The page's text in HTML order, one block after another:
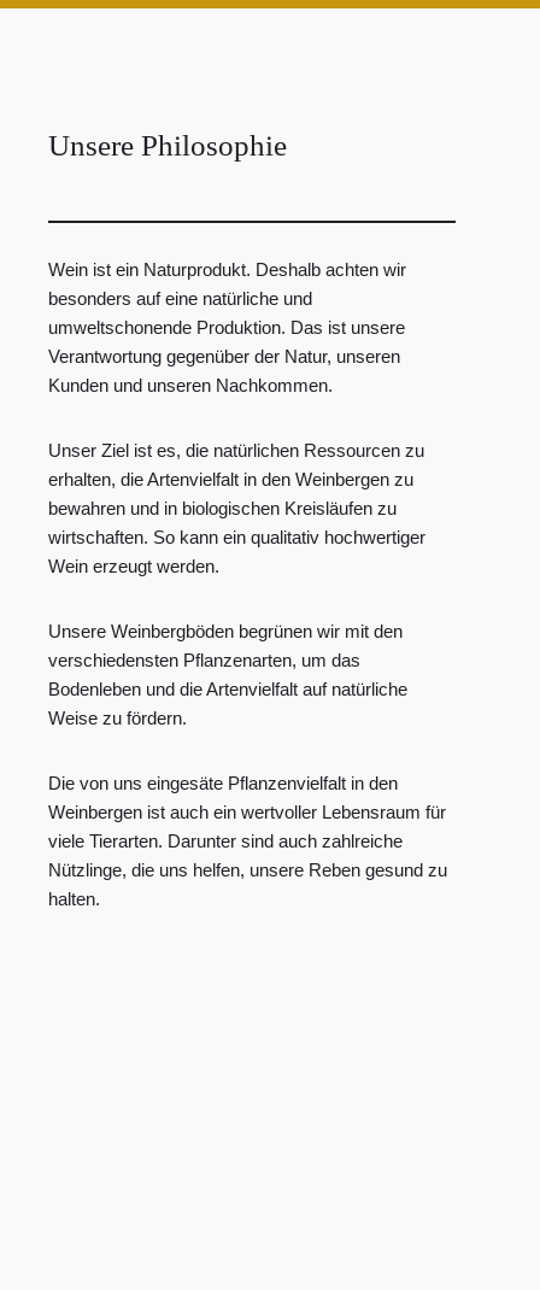
Unsere Philosophie
Wein ist ein Naturprodukt. Deshalb achten wir
besonders auf eine natürliche und
umweltschonende Produktion. Das ist unsere
Verantwortung gegenüber der Natur, unseren
Kunden und unseren Nachkommen.
Unser Ziel ist es, die natürlichen Ressourcen zu
erhalten, die Artenvielfalt in den Weinbergen zu
bewahren und in biologischen Kreisläufen zu
wirtschaften. So kann ein qualitativ hochwertiger
Wein erzeugt werden.
Unsere Weinbergböden begrünen wir mit den
verschiedensten Pflanzenarten, um das
Bodenleben und die Artenvielfalt auf natürliche
Weise zu fördern.
Die von uns eingesäte Pflanzenvielfalt in den
Weinbergen ist auch ein wertvoller Lebensraum für
viele Tierarten. Darunter sind auch zahlreiche
Nützlinge, die uns helfen, unsere Reben gesund zu
halten.